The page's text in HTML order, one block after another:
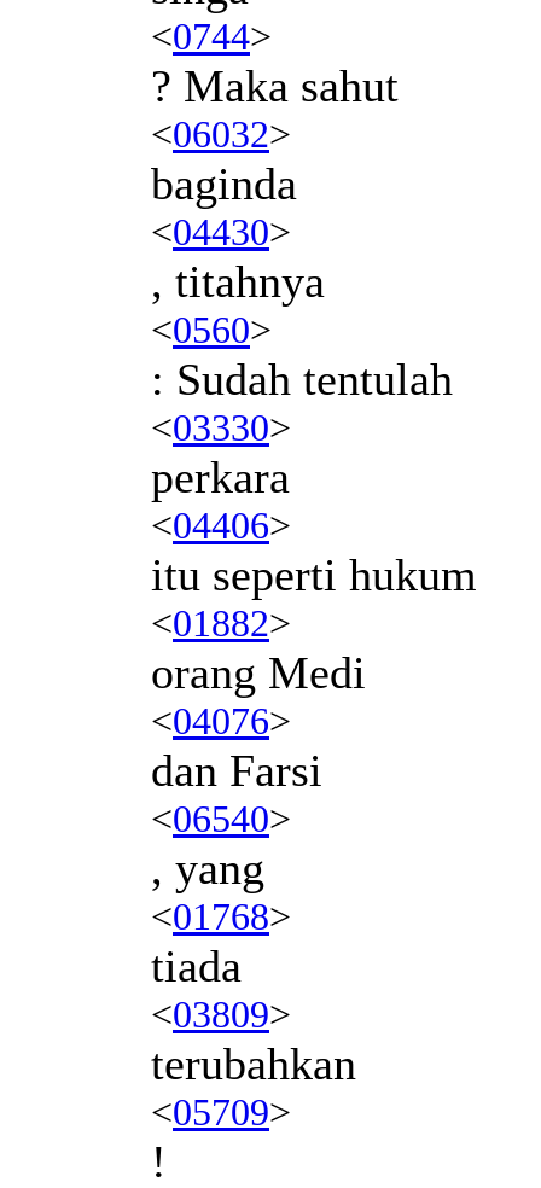
<0744>
? Maka sahut
<06032>
baginda
<04430>
, titahnya
<0560>
: Sudah tentulah
<03330>
perkara
<04406>
itu seperti hukum
<01882>
orang Medi
<04076>
dan Farsi
<06540>
, yang
<01768>
tiada
<03809>
terubahkan
<05709>
!